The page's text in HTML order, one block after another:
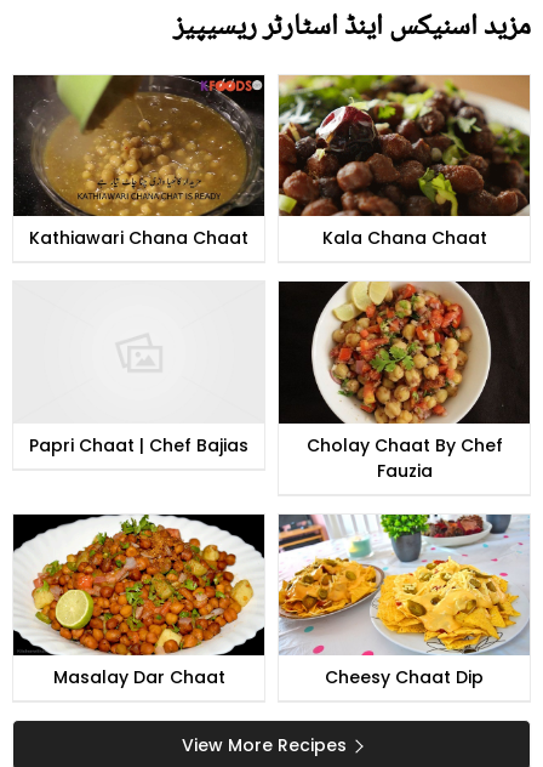
مزید اسنیکس اینڈ اسٹارٹر ریسیپیز
Kathiawari Chana Chaat Kala Chana Chaat
Papri Chaat | Chef Bajias
Cholay Chaat By Chef
Fauzia
Masalay Dar Chaat Cheesy Chaat Dip
View More Recipes